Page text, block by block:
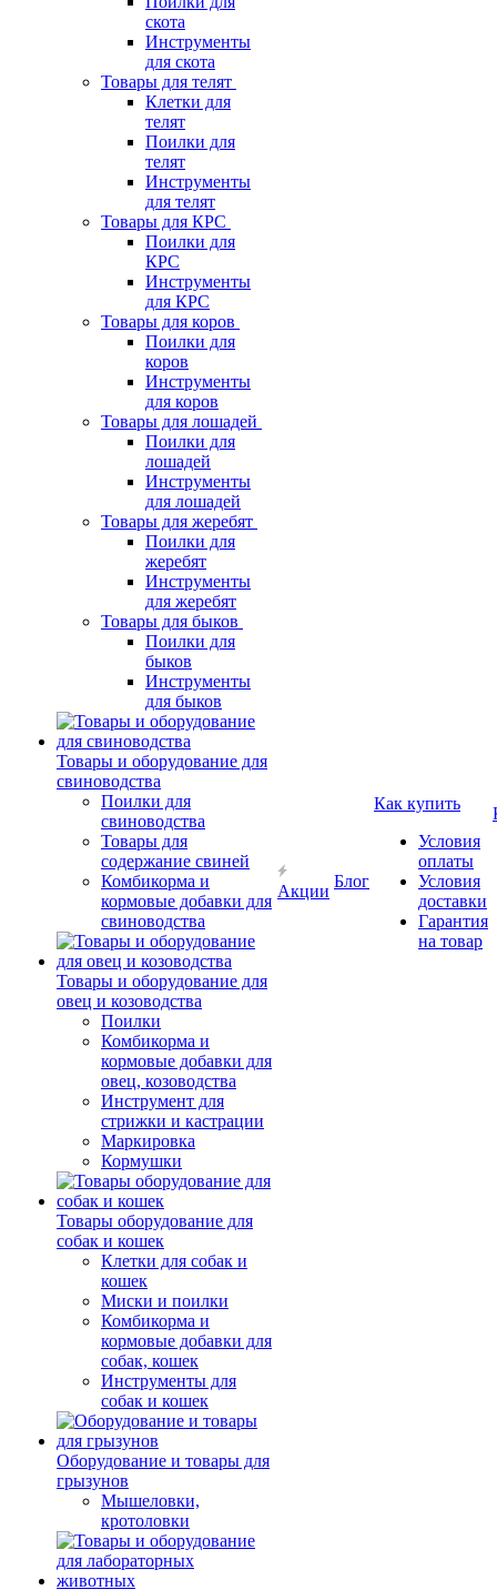
скота
Инструменты
для скота
Товары для телят
Клетки для
телят
Поилки для
телят
Инструменты
для телят
Товары для КРС
Поилки для
КРС
Инструменты
для КРС
Товары для коров
Поилки для
коров
Инструменты
для коров
Товары для лошадей
Поилки для
лошадей
Инструменты
для лошадей
Товары для жеребят
Поилки для
жеребят
Инструменты
для жеребят
Товары для быков
Поилки для
быков
Инструменты
для быков
Товары и оборудование для
свиноводства
Поилки для
свиноводства
Товары для
содержание свиней
Комбикорма и
кормовые добавки для
свиноводства
Товары и оборудование для
овец и козоводства
Поилки
Комбикорма и
кормовые добавки для
овец, козоводства
Инструмент для
стрижки и кастрации
Маркировка
Кормушки
Товары оборудование для
собак и кошек
Клетки для собак и
кошек
Миски и поилки
Комбикорма и
кормовые добавки для
собак, кошек
Инструменты для
собак и кошек
Оборудование и товары для
грызунов
Мышеловки,
кротоловки
Акции
Блог
Как купить
Условия
оплаты
Условия
доставки
Гарантия
на товар